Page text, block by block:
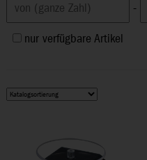
-
nur verfügbare Artikel